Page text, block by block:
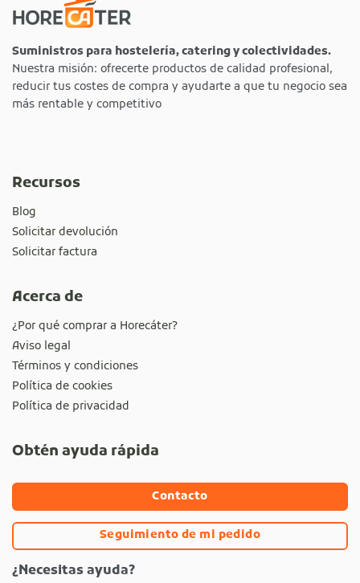
Suministros para hostelería, catering y colectividades.
Nuestra misión: ofrecerte productos de calidad profesional,
reducir tus costes de compra y ayudarte a que tu negocio sea
más rentable y competitivo
Recursos
Blog
Solicitar devolución
Solicitar factura
Acerca de
¿Por qué comprar a Horecáter?
Aviso legal
Términos y condiciones
Política de cookies
Política de privacidad
Obtén ayuda rápida
Contacto
Seguimiento de mi pedido
¿Necesitas ayuda?